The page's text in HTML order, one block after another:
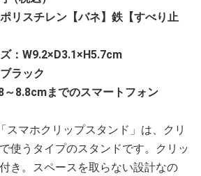
リスチレン【バネ】鉄【すべり止
：W9.2×D3.1×H5.7cm
ラック
～8.8cmまでのスマートフォン
スマホクリップスタンド」は、クリ
使うタイプのスタンドです。クリッ
き。スペースを取らない設計なの